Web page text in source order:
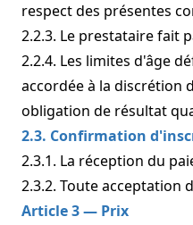
respect des présentes
2.2.3. Le prestataire fait
2.2.4. Les limites d'âge
accordée à la discrétion
obligation de résultat
2.3. Confirmation
2.3.1. La réception du
2.3.2. Toute acceptation
Article 3 — Prix